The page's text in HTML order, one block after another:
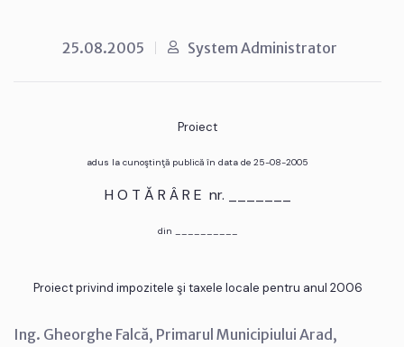
25.08.2005 System Administrator
Proiect
adus la cunoştinţă publică în data de 25-08-2005
H O T Ă R Â R E nr. _______
din __________
Proiect privind impozitele şi taxele locale pentru anul 2006
Ing. Gheorghe Falcă, Primarul Municipiului Arad,